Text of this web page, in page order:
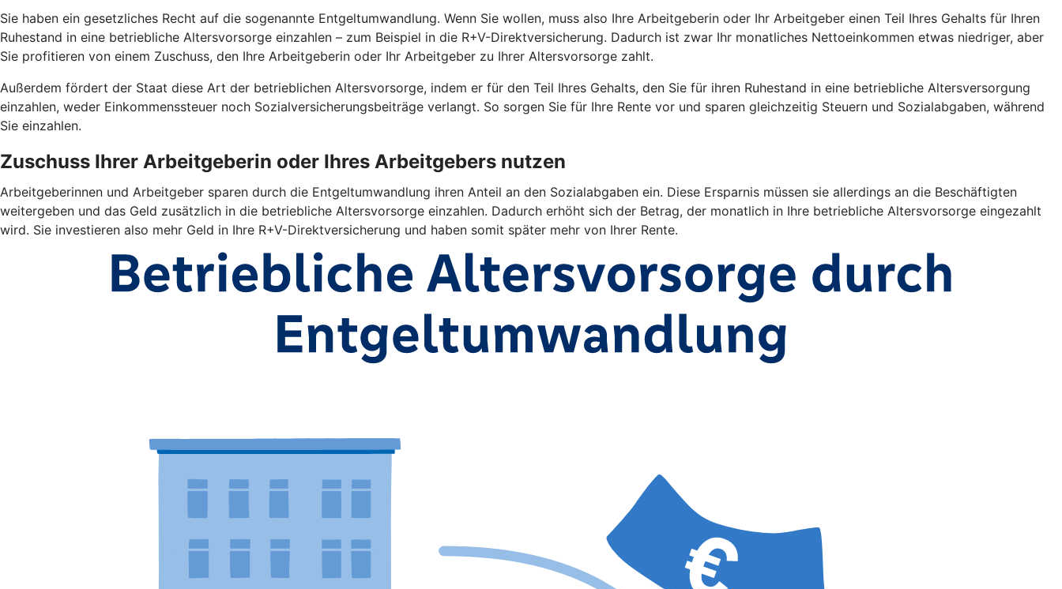
Sie haben ein gesetzliches Recht auf die sogenannte Entgeltumwandlung. Wenn Sie wollen, muss also Ihre Arbeitgeberin oder Ihr Arbeitgeber einen Teil Ihres Gehalts für Ihren
Ruhestand in eine betriebliche Altersvorsorge einzahlen – zum Beispiel in die R+V-Direktversicherung. Dadurch ist zwar Ihr monatliches Nettoeinkommen etwas niedriger, aber
Sie profitieren von einem Zuschuss, den Ihre Arbeitgeberin oder Ihr Arbeitgeber zu Ihrer Altersvorsorge zahlt.
Außerdem fördert der Staat diese Art der betrieblichen Altersvorsorge, indem er für den Teil Ihres Gehalts, den Sie für ihren Ruhestand in eine betriebliche Altersversorgung
einzahlen, weder Einkommenssteuer noch Sozialversicherungsbeiträge verlangt. So sorgen Sie für Ihre Rente vor und sparen gleichzeitig Steuern und Sozialabgaben, während
Sie einzahlen.
Zuschuss Ihrer Arbeitgeberin oder Ihres Arbeitgebers nutzen
Arbeitgeberinnen und Arbeitgeber sparen durch die Entgeltumwandlung ihren Anteil an den Sozialabgaben ein. Diese Ersparnis müssen sie allerdings an die Beschäftigten
weitergeben und das Geld zusätzlich in die betriebliche Altersvorsorge einzahlen. Dadurch erhöht sich der Betrag, der monatlich in Ihre betriebliche Altersvorsorge eingezahlt
wird. Sie investieren also mehr Geld in Ihre R+V-Direktversicherung und haben somit später mehr von Ihrer Rente.